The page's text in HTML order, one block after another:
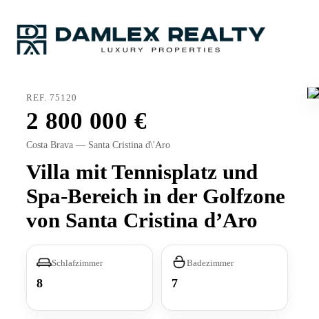
REF. 75120
2 800 000
Costa Brava — Santa Cristina d\'Aro
Villa mit Tennisplatz und
Spa-Bereich in der Golfzone
von Santa Cristina d’Aro
Schlafzimmer
8
Badezimmer
7